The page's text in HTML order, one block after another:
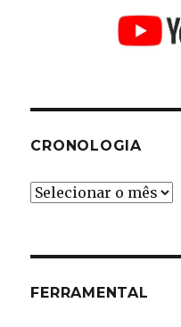
CRONOLOGIA
Cronologia
FERRAMENTAL